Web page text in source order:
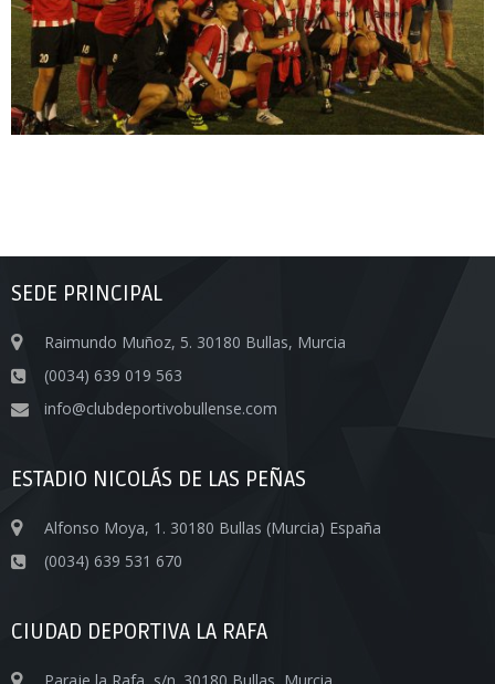
SEDE PRINCIPAL
Raimundo Muñoz, 5. 30180 Bullas, Murcia
(0034) 639 019 563
info@clubdeportivobullense.com
ESTADIO NICOLÁS DE LAS PEÑAS
Alfonso Moya, 1. 30180 Bullas (Murcia) España
(0034) 639 531 670
CIUDAD DEPORTIVA LA RAFA